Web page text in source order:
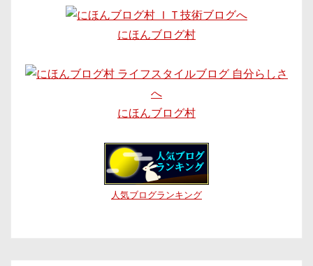
にほんブログ村
にほんブログ村
人気ブログランキング